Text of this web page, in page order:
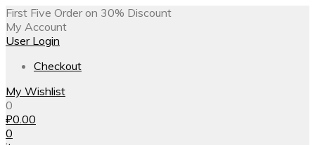
First Five Order on 30% Discount
My Account
User Login
Checkout
My Wishlist
0
₽0.00
0